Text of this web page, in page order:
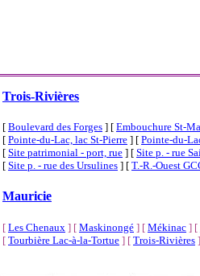
Trois-Rivières
[ Boulevard des Forges ] [ Embouchure St-
[ Pointe-du-Lac, lac St-Pierre ] [ Pointe-du-
[ Site patrimonial - port, rue ] [ Site p. - rue
[ Site p. - rue des Ursulines ] [ T.-R.-Ouest
Mauricie
[ Les Chenaux ] [ Maskinongé ] [ Mékinac ] [
[ Tourbière Lac-à-la-Tortue ] [ Trois-Rivières ]